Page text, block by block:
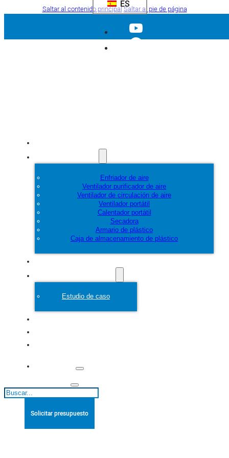
Saltar al contenido principalSaltar al pie de página
ES
Enfriador de aire
Ventilador purificador de aire
Ventilador de circulación de aire
Ventilador portátil
Calentador portátil
Secadora
Armario de plástico
Caja de almacenamiento de plástico
Estudio de caso
Buscar
Solicitar presupuesto